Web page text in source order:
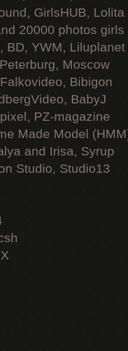
GirlsHUB, Lolita
20000 photos
BD, YWM, Liluplanet
Moscow
Bibigon
BabyJ
PZ-magazine
Made Model
and Irisa, Syrup
Studio, Studio13